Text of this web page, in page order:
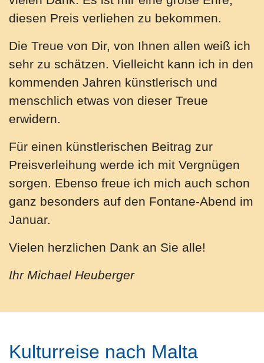
diesen Preis verliehen zu bekommen.
Die Treue von Dir, von Ihnen allen weiß ich
sehr zu schätzen. Vielleicht kann ich in den
kommenden Jahren künstlerisch und
menschlich etwas von dieser Treue
erwidern.
Für einen künstlerischen Beitrag zur
Preisverleihung werde ich mit Vergnügen
sorgen. Ebenso freue ich mich auch schon
ganz besonders auf den Fontane-Abend im
Januar.
Vielen herzlichen Dank an Sie alle!
Ihr Michael Heuberger
Kulturreise nach Malta